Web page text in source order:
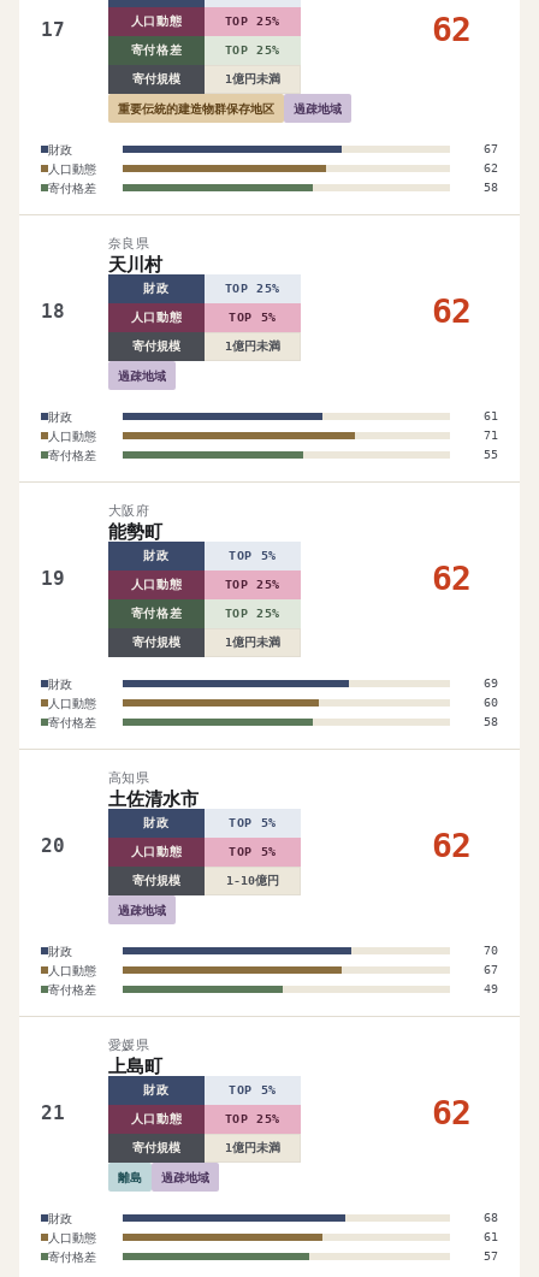
17 人口動態 TOP 25%
寄付格差 TOP 25%
寄付規模 1億円未満
重要伝統的建造物群保存地区 過疎地域
62
財政 67
人口動態 62
寄付格差 58
18
奈良県
天川村
財政 TOP 25%
人口動態 TOP 5%
寄付規模 1億円未満
過疎地域
62
財政 61
人口動態 71
寄付格差 55
19
大阪府
能勢町
財政 TOP 5%
人口動態 TOP 25%
寄付格差 TOP 25%
寄付規模 1億円未満
62
財政 69
人口動態 60
寄付格差 58
20
高知県
土佐清水市
財政 TOP 5%
人口動態 TOP 5%
寄付規模 1-10億円
過疎地域
62
財政 70
人口動態 67
寄付格差 49
21
愛媛県
上島町
財政 TOP 5%
人口動態 TOP 25%
寄付規模 1億円未満
離島 過疎地域
62
財政 68
人口動態 61
寄付格差 57